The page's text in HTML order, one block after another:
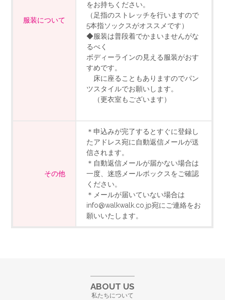
服装について
をお持ちください。
（足指のストレッチを行いますので
5本指ソックスがオススメです）
◆服装は普段着でかまいませんがな
るべく
ボディーラインの見える服装がおす
すめです。
床に座ることもありますのでパン
ツスタイルでお願いします。
（更衣室もございます）
その他
＊申込みが完了するとすぐに登録し
たアドレス宛に自動返信メールが送
信されます。
＊自動返信メールが届かない場合は
一度、迷惑メールボックスをご確認
ください。
＊メールが届いていない場合は
info@walkwalk.co.jp宛にご連絡をお
願いいたします。
ABOUT US
私たちについて